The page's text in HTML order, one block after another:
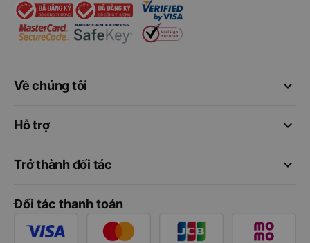
keyboard_arrow_down
Về chúng tôi
keyboard_arrow_down
Hỗ trợ
keyboard_arrow_down
Trở thành đối tác
Đối tác thanh toán